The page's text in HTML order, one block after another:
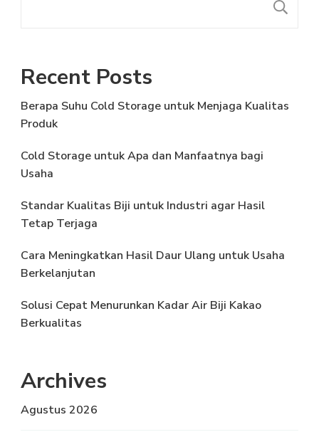
Recent Posts
Berapa Suhu Cold Storage untuk Menjaga Kualitas
Produk
Cold Storage untuk Apa dan Manfaatnya bagi
Usaha
Standar Kualitas Biji untuk Industri agar Hasil
Tetap Terjaga
Cara Meningkatkan Hasil Daur Ulang untuk Usaha
Berkelanjutan
Solusi Cepat Menurunkan Kadar Air Biji Kakao
Berkualitas
Archives
Agustus 2026